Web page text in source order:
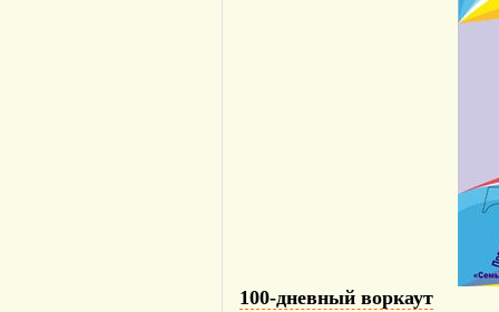
100-дневный воркаут